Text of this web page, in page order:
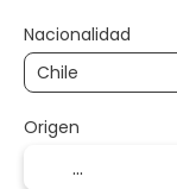
Nacionalidad
Origen